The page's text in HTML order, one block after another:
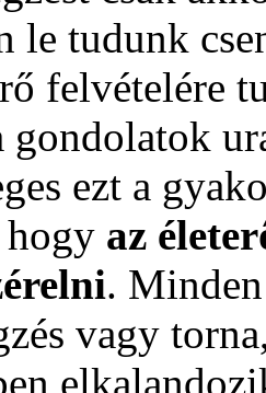
le tudunk
felvételére
gondolatok
ezt a
az
.
vagy